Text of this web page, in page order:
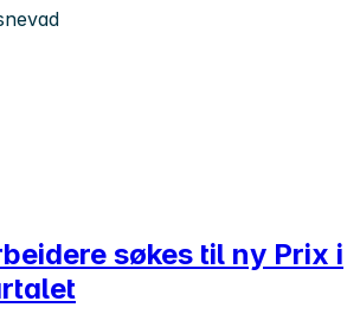
søkes til ny Prix i